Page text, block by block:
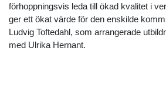
förhoppningsvis leda till ökad kvalitet i
ger ett ökat värde för den enskilde
Ludvig Toftedahl, som arrangerade
med Ulrika Hernant.